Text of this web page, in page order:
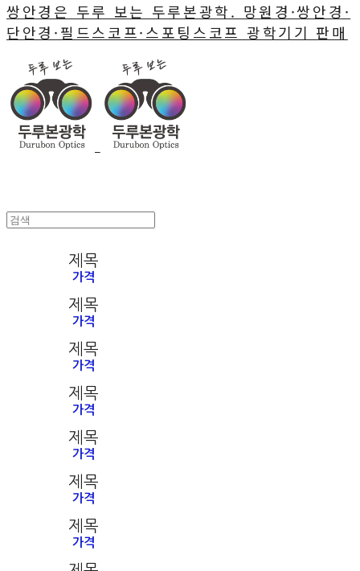
쌍안경은 두루 보는 두루본광학. 망원경·쌍안경·
단안경·필드스코프·스포팅스코프 광학기기 판매
제목
가격
제목
가격
제목
가격
제목
가격
제목
가격
제목
가격
제목
가격